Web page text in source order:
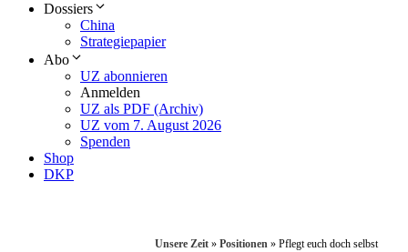
Dossiers
China
Strategiepapier
Abo
UZ abonnieren
Anmelden
UZ als PDF (Archiv)
UZ vom 7. August 2026
Spenden
Shop
DKP
Unsere Zeit » Positionen » Pflegt euch doch selbst